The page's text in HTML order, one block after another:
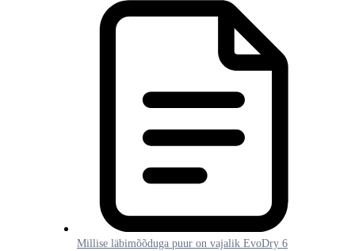
Millise läbimõõduga puur on vajalik EvoDry 6